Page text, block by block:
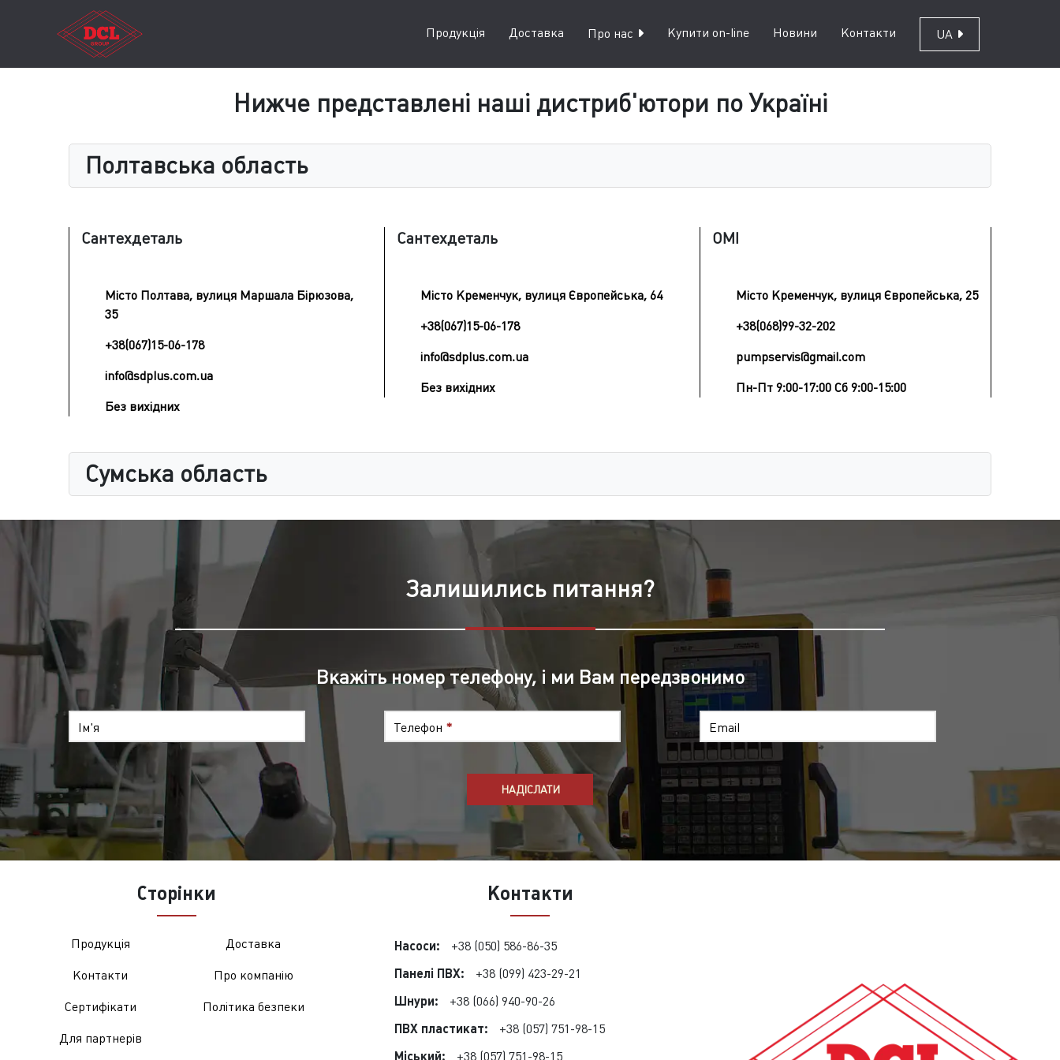
Продукція Доставка Про нас Купити on-line Новини Контакти UA
Нижче представлені наші дистриб'ютори по Україні
Полтавська область
Сантехдеталь
Місто Полтава, вулиця Маршала Бірюзова,
35
+38(067)15-06-178
info@sdplus.com.ua
Без вихідних
Сантехдеталь
Місто Кременчук, вулиця Європейська, 64
+38(067)15-06-178
info@sdplus.com.ua
Без вихідних
ОМІ
Місто Кременчук, вулиця Європейська, 25
+38(068)99-32-202
pumpservis@gmail.com
Пн-Пт 9:00-17:00 Сб 9:00-15:00
Сумська область
Залишились питання?
Вкажіть номер телефону, і ми Вам передзвонимо
Ім'я Телефон * Email
Сторінки
Продукція Доставка
Контакти Про компанію
Сертифікати Політика безпеки
Для партнерів
Контакти
Насоси: +38 (050) 586-86-35
Панелі ПВХ: +38 (099) 423-29-21
Шнури: +38 (066) 940-90-26
ПВХ пластикат: +38 (057) 751-98-15
Міський: +38 (057) 751-98-15